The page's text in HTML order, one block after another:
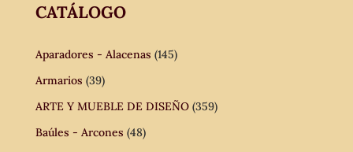
CATÁLOGO
Aparadores - Alacenas (145)
Armarios (39)
ARTE Y MUEBLE DE DISEÑO (359)
Baúles - Arcones (48)